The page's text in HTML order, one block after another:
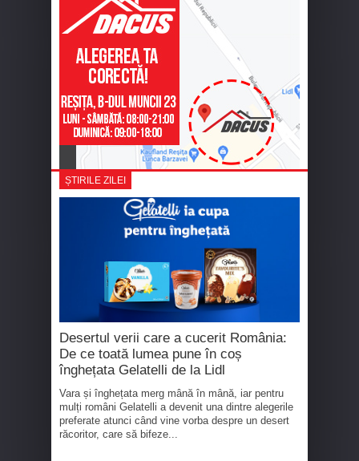
ȘTIRILE ZILEI
Desertul verii care a cucerit România:
De ce toată lumea pune în coș
înghețata Gelatelli de la Lidl
Vara și înghețata merg mână în mână, iar pentru
mulți români Gelatelli a devenit una dintre alegerile
preferate atunci când vine vorba despre un desert
răcoritor, care să bifeze...